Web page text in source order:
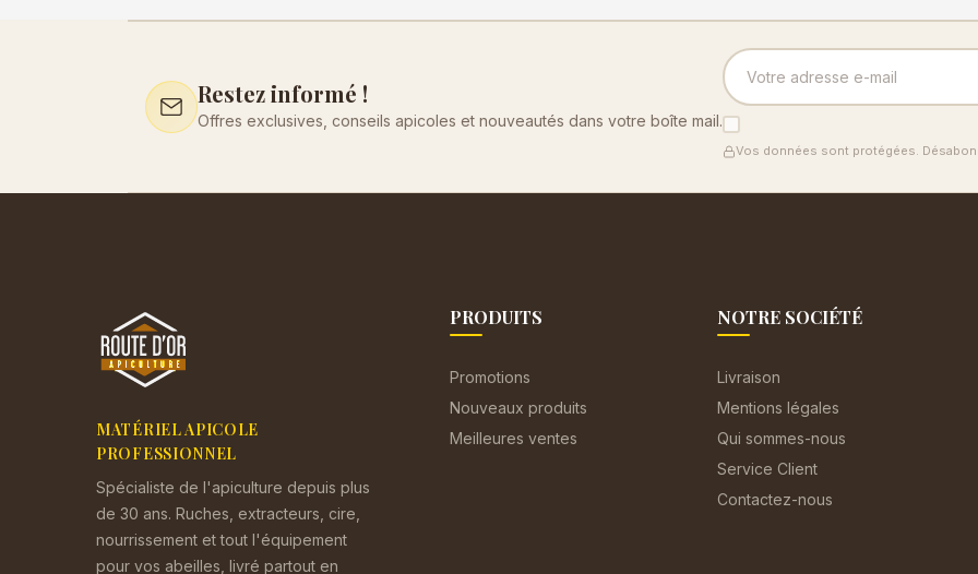
Restez informé !
Offres exclusives, conseils apicoles et nouveautés dans votre boîte mail.
Vos données sont protégées.
MATÉRIEL APICOLE
PROFESSIONNEL
Spécialiste de l'apiculture depuis plus
de 30 ans. Ruches, extracteurs, cire,
nourrissement et tout l'équipement
pour vos abeilles, livré partout en
PRODUITS
Promotions
Nouveaux produits
Meilleures ventes
NOTRE SOCIÉTÉ
Livraison
Mentions légales
Qui sommes-nous
Service Client
Contactez-nous